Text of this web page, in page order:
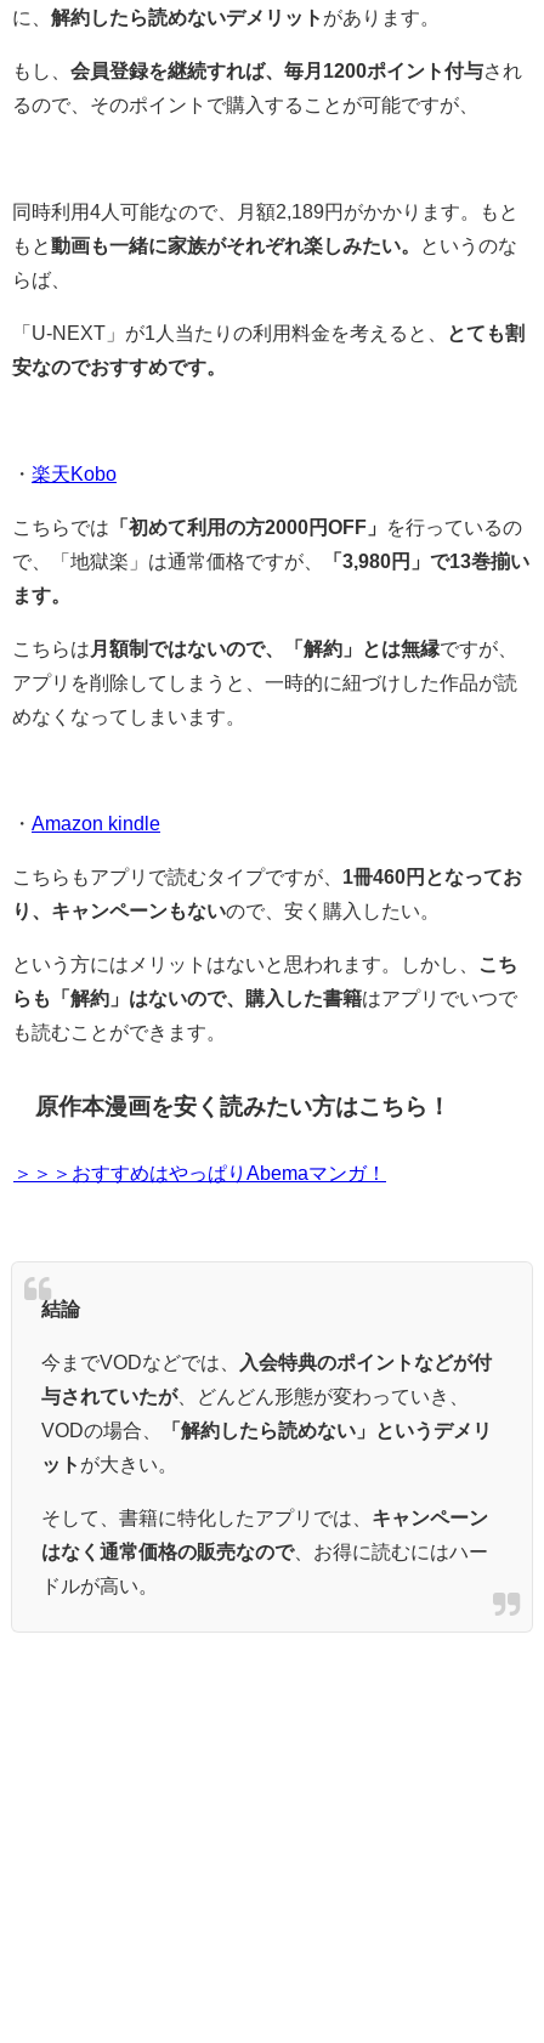
に、 解約したら読めないデメリット があります。
もし、 会員登録を継続すれば、毎月1200ポイント付与され
るので、そのポイントで購入することが可能ですが、
同時利用4人可能なので、月額2,189円がかかります。もと
もと動画も一緒に家族がそれぞれ楽しみたい。
というのな
らば、
「U-NEXT」が1人当たりの利用料金を考えると、
とても割
安なのでおすすめです。
・ 楽天Kobo
こちらでは 「初めて利用の方2000円OFF」
を行っているの
で、「地獄楽」は通常価格ですが、
「3,980円」で13巻揃い
ます。
こちらは 月額制ではないので、「解約」とは無縁ですが、
アプリを削除してしまうと、一時的に紐づけした作品が読
めなくなってしまいます。
・ Amazon kindle
こちらもアプリで読むタイプですが、 1冊460円となってお
り、キャンペーンもないので、安く購入したい。
という方にはメリットはないと思われます。しかし、
こち
らも「解約」はないので、購入した書籍はアプリでいつで
も読むことができます。
原作本漫画を安く読みたい方はこちら！
＞＞＞おすすめはやっぱりAbemaマンガ！
結論
今までVODなどでは、
入会特典のポイントなどが付
与されていたが、どんどん形態が変わっていき、
VODの場合、
「解約したら読めない」というデメリ
ット が大きい。
そして、書籍に特化したアプリでは、 キャンペーン
はなく通常価格の販売なので、お得に読むにはハー
ドルが高い。